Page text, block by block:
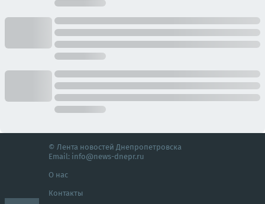
© Лента новостей Днепропетровска
Email: info@news-dnepr.ru
О нас
Контакты